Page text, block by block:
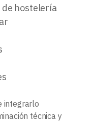
de hostelería
integrarlo
técnica y